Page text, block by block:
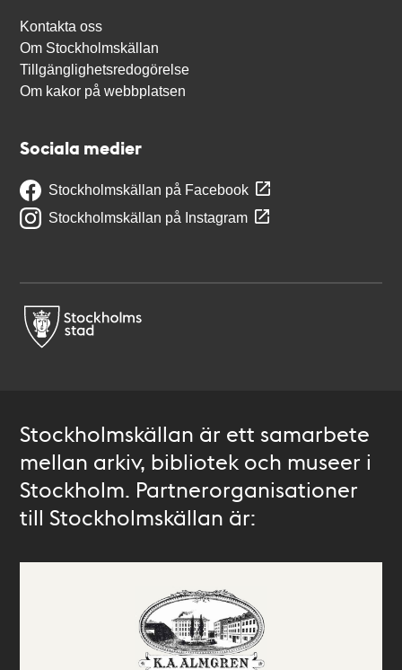
Kontakta oss
Om Stockholmskällan
Tillgänglighetsredogörelse
Om kakor på webbplatsen
Sociala medier
Stockholmskällan på Facebook
Stockholmskällan på Instagram
Stockholmskällan är ett samarbete
mellan arkiv, bibliotek och museer i
Stockholm. Partnerorganisationer
till Stockholmskällan är: